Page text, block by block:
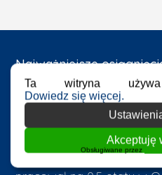
Najważniejsze
zainteresowania naukowe:
Dr hab. inż. Włodzimierz
specjalizuje się w
szczególnym
termodynamiki oraz
Ta witryna
Dowiedz się więcej.
Akceptuję
Obsługiwane przez